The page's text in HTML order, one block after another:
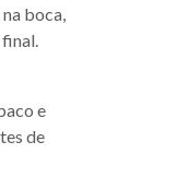
boca,
e
de